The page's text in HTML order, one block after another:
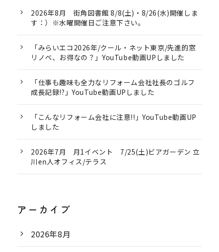
2026年8月 街角図書館 8/8(土)・8/26(水)開催しま
す：）※水曜開催日ご注意下さい。
「みらいエコ2026年/クール・ネット東京/先進的窓
リノベ、お得なの？」YouTube動画UPしました
「仕事も趣味も全力なリフォーム会社社長のゴルフ
成長記録!?」YouTube動画UPしました
「こんなリフォーム会社に注意!!」YouTube動画UP
しました
2026年7月 月1イベント 7/25(土)ビアガーデン 立
川en人オフィス/テラス
アーカイブ
2026年8月